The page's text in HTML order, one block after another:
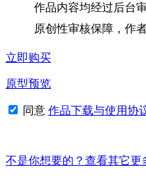
作品内容均经过后台
原创性审核保障，作
立即购买
原型预览
同意 作品下载与使用协
不是你想要的？查看其它更